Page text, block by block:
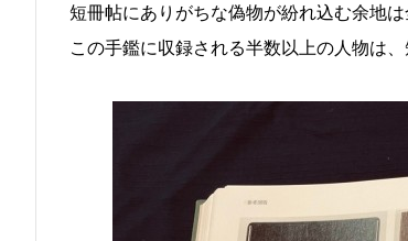
短冊帖にありがちな偽物が紛れ込む余地
この手鑑に収録される半数以上の人物は